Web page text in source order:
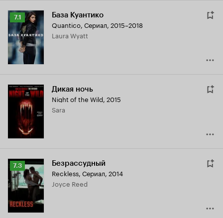
Рейтинг
Кинопоиска
7.1
7.1 База Куантико
Quantico, Сериал, 2015–2018
Laura Wyatt
Дикая ночь
Night of the Wild, 2015
Sara
Рейтинг
Кинопоиска
7.3
7.3 Безрассудный
Reckless, Сериал, 2014
Joyce Reed